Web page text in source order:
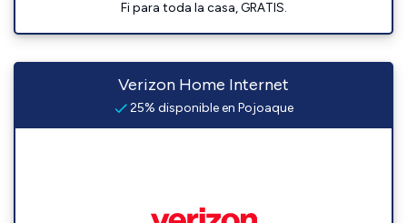
Fi para toda la casa, GRATIS.
Verizon Home Internet
25% disponible en Pojoaque